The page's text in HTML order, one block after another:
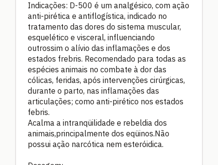
Indicações: D-500 é um analgésico, com ação
anti-pirética e antiflogística, indicado no
tratamento das dores do sistema muscular,
esquelético e visceral, influenciando
outrossim o alívio das inflamações e dos
estados frebris. Recomendado para todas as
espécies animais no combate à dor das
cólicas, feridas, após intervenções cirúrgicas,
durante o parto, nas inflamações das
articulações; como anti-pirético nos estados
febris.
Acalma a intranqüilidade e rebeldia dos
animais,principalmente dos eqüinos.Não
possui ação narcótica nem esteróidica.